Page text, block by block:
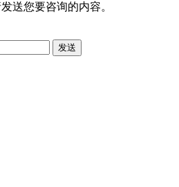
送您要咨询的内容。